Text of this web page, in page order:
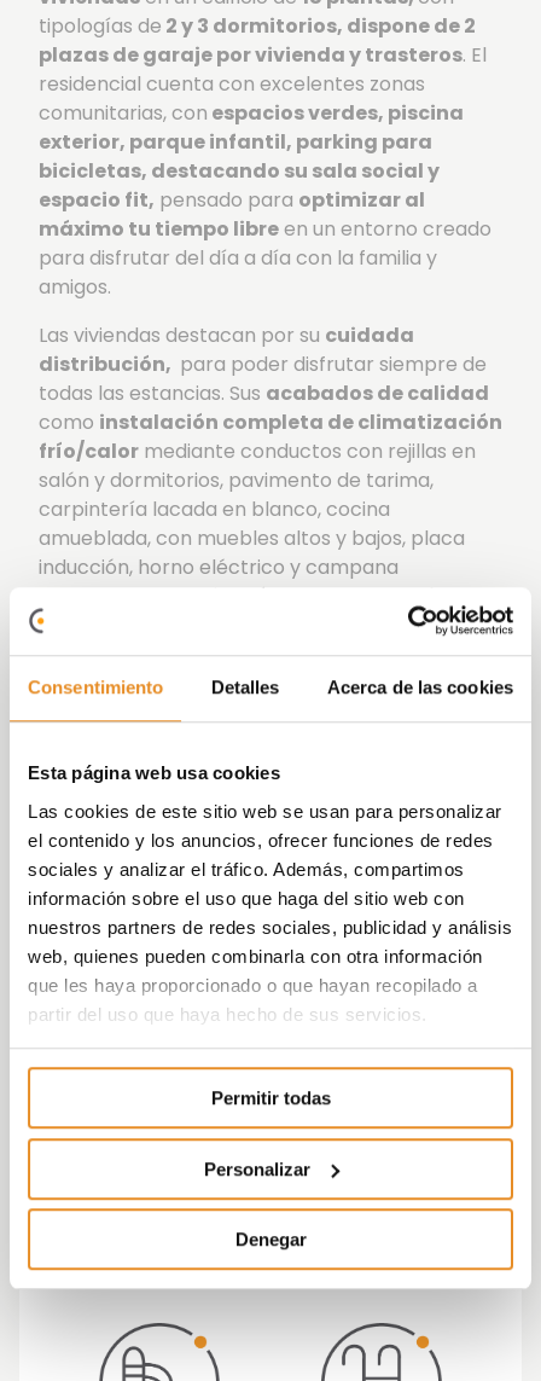
Consentimiento Detalles Acerca de las cookies
Esta página web usa cookies
Las cookies de este sitio web se usan para personalizar
el contenido y los anuncios, ofrecer funciones de redes
sociales y analizar el tráfico. Además, compartimos
información sobre el uso que haga del sitio web con
nuestros partners de redes sociales, publicidad y análisis
web, quienes pueden combinarla con otra información
que les haya proporcionado o que hayan recopilado a
partir del uso que haya hecho de sus servicios.
Permitir todas
Personalizar
Denegar
tipologías de 2 y 3 dormitorios, dispone de 2
plazas de garaje por vivienda y trasteros. El
residencial cuenta con excelentes zonas
comunitarias, con espacios verdes, piscina
exterior, parque infantil, parking para
bicicletas, destacando su sala social y
espacio fit, pensado para optimizar al
máximo tu tiempo libreen un entorno creado
para disfrutar del día a día con la familia y
amigos.
Las viviendas destacan por su cuidada
distribución, para poder disfrutar siempre de
todas las estancias. Sus acabados de calidad
como instalación completa de climatización
frío/calor mediante conductos con rejillas en
salón y dormitorios, pavimento de tarima,
carpintería lacada en blanco, cocina
amueblada, con muebles altos y bajos, placa
inducción, horno eléctrico y campana
Célere Torres de Mislata
dispone de una serie de de acabados
personalizados, entre los que escoger sin coste
alguno.
EnVía Célereapostamos por innovar e
implantar sistemas cada vez más
consiguiendo edificios más
comprometidos con elmedio ambiente.
Célere Torres de Mislata III, es un conjunto
residencial equipado para cubrir todas tus
necesidades en un espacio cómodo para ti y los
tuyos, creando un lugar idóneo donde vivir con tu
familia.